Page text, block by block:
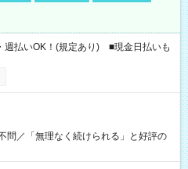
払いOK！(規定あり) ■現金日払いも
問／「無理なく続けられる」と好評の